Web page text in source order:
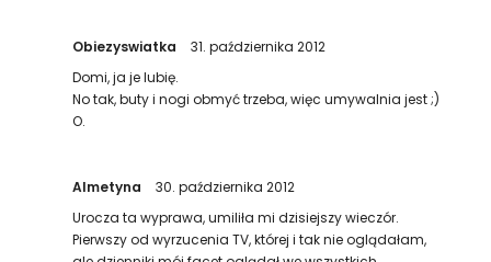
Obiezyswiatka
31. października 2012
Domi, ja je lubię.
No tak, buty i nogi obmyć trzeba, więc umywalnia jest ;)
O.
Almetyna
30. października 2012
Urocza ta wyprawa, umiliła mi dzisiejszy wieczór.
Pierwszy od wyrzucenia TV, której i tak nie oglądałam,